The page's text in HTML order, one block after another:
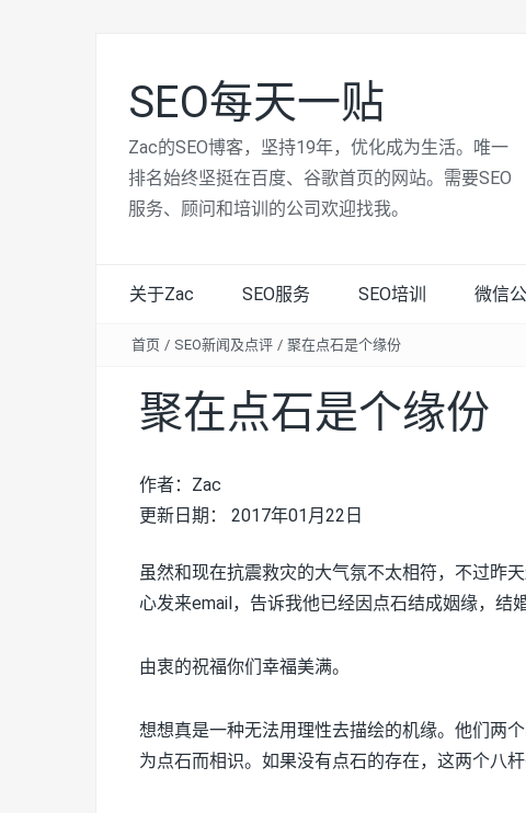
SEO每天一贴
Zac的SEO博客，坚持19年，优化成为生活。唯一
排名始终坚挺在百度、谷歌首页的网站。需要SEO
服务、顾问和培训的公司欢迎找我。
关于Zac SEO服务 SEO培训 微信
首页 / SEO新闻及点评 / 聚在点石是个缘份
聚在点石是个缘份
作者：Zac
更新日期： 2017年01月22日
虽然和现在抗震救灾的大气氛不太相符，不过昨
心发来email，告诉我他已经因点石结成姻缘，结
由衷的祝福你们幸福美满。
想想真是一种无法用理性去描绘的机缘。他们两
为点石而相识。如果没有点石的存在，这两个八